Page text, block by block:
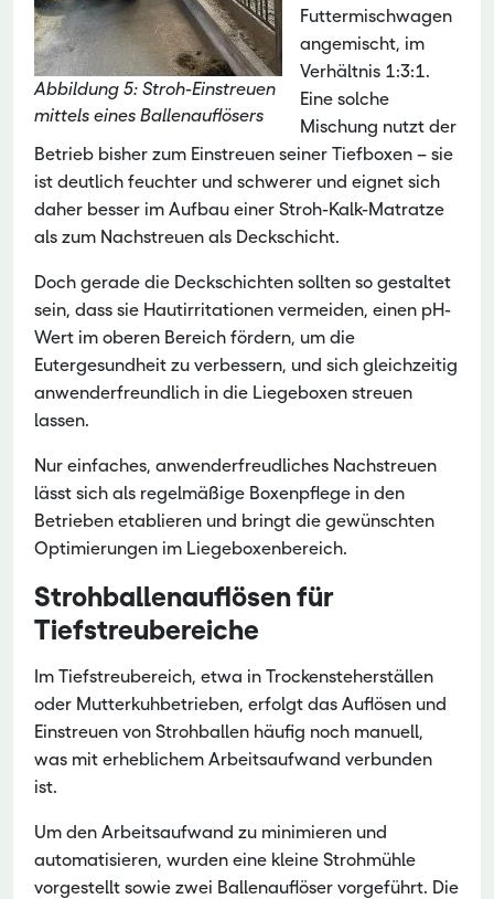
Abbildung 5: Stroh-Einstreuen
mittels eines Ballenauflösers
Futtermischwagen
angemischt, im
Verhältnis 1:3:1.
Eine solche
Mischung nutzt der
Betrieb bisher zum Einstreuen seiner Tiefboxen – sie
ist deutlich feuchter und schwerer und eignet sich
daher besser im Aufbau einer Stroh-Kalk-Matratze
als zum Nachstreuen als Deckschicht.
Doch gerade die Deckschichten sollten so gestaltet
sein, dass sie Hautirritationen vermeiden, einen pH-
Wert im oberen Bereich fördern, um die
Eutergesundheit zu verbessern, und sich gleichzeitig
anwenderfreundlich in die Liegeboxen streuen
lassen.
Nur einfaches, anwenderfreudliches Nachstreuen
lässt sich als regelmäßige Boxenpflege in den
Betrieben etablieren und bringt die gewünschten
Optimierungen im Liegeboxenbereich.
Strohballenauflösen für
Tiefstreubereiche
Im Tiefstreubereich, etwa in Trockensteherställen
oder Mutterkuhbetrieben, erfolgt das Auflösen und
Einstreuen von Strohballen häufig noch manuell,
was mit erheblichem Arbeitsaufwand verbunden
ist.
Um den Arbeitsaufwand zu minimieren und
automatisieren, wurden eine kleine Strohmühle
vorgestellt sowie zwei Ballenauflöser vorgeführt. Die